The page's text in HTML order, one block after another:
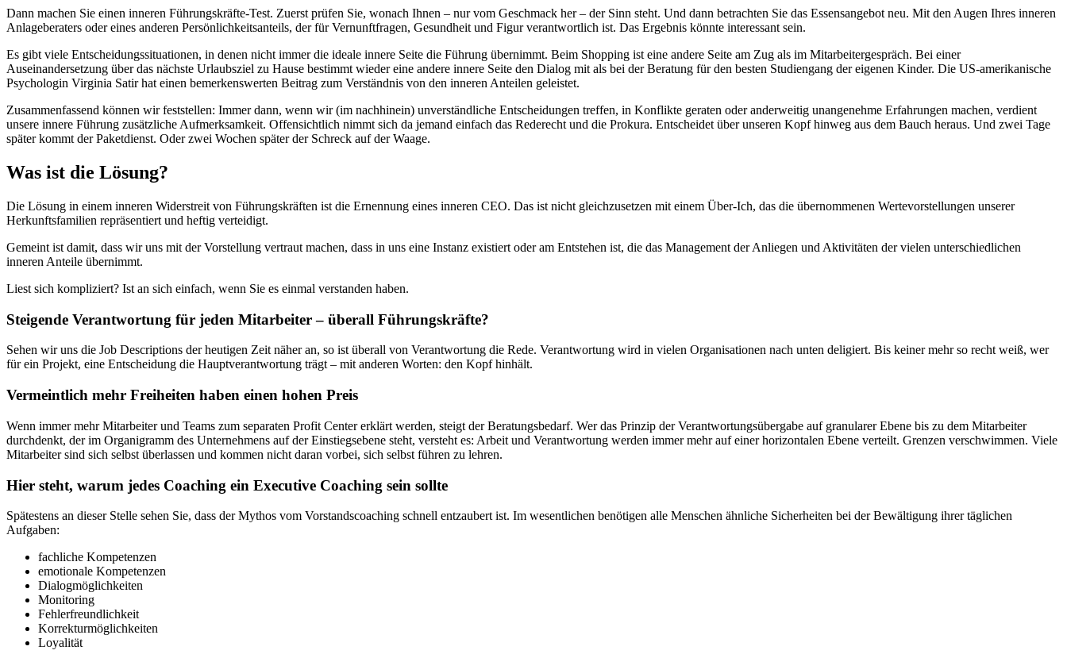
Dann machen Sie einen inneren Führungskräfte-Test. Zuerst prüfen Sie, wonach Ihnen – nur vom Geschmack her – der Sinn steht. Und dann betrachten Sie das Essensangebot neu. Mit den Augen Ihres inneren
Anlageberaters oder eines anderen Persönlichkeitsanteils, der für Vernunftfragen, Gesundheit und Figur verantwortlich ist. Das Ergebnis könnte interessant sein.
Es gibt viele Entscheidungssituationen, in denen nicht immer die ideale innere Seite die Führung übernimmt. Beim Shopping ist eine andere Seite am Zug als im Mitarbeitergespräch. Bei einer
Auseinandersetzung über das nächste Urlaubsziel zu Hause bestimmt wieder eine andere innere Seite den Dialog mit als bei der Beratung für den besten Studiengang der eigenen Kinder. Die US-amerikanische
Psychologin Virginia Satir hat einen bemerkenswerten Beitrag zum Verständnis von den inneren Anteilen geleistet.
Zusammenfassend können wir feststellen: Immer dann, wenn wir (im nachhinein) unverständliche Entscheidungen treffen, in Konflikte geraten oder anderweitig unangenehme Erfahrungen machen, verdient
unsere innere Führung zusätzliche Aufmerksamkeit. Offensichtlich nimmt sich da jemand einfach das Rederecht und die Prokura. Entscheidet über unseren Kopf hinweg aus dem Bauch heraus. Und zwei Tage
später kommt der Paketdienst. Oder zwei Wochen später der Schreck auf der Waage.
Was ist die Lösung?
Die Lösung in einem inneren Widerstreit von Führungskräften ist die Ernennung eines inneren CEO. Das ist nicht gleichzusetzen mit einem Über-Ich, das die übernommenen Wertevorstellungen unserer
Herkunftsfamilien repräsentiert und heftig verteidigt.
Gemeint ist damit, dass wir uns mit der Vorstellung vertraut machen, dass in uns eine Instanz existiert oder am Entstehen ist, die das Management der Anliegen und Aktivitäten der vielen unterschiedlichen
inneren Anteile übernimmt.
Liest sich kompliziert? Ist an sich einfach, wenn Sie es einmal verstanden haben.
Steigende Verantwortung für jeden Mitarbeiter – überall Führungskräfte?
Sehen wir uns die Job Descriptions der heutigen Zeit näher an, so ist überall von Verantwortung die Rede. Verantwortung wird in vielen Organisationen nach unten deligiert. Bis keiner mehr so recht weiß, wer
für ein Projekt, eine Entscheidung die Hauptverantwortung trägt – mit anderen Worten: den Kopf hinhält.
Vermeintlich mehr Freiheiten haben einen hohen Preis
Wenn immer mehr Mitarbeiter und Teams zum separaten Profit Center erklärt werden, steigt der Beratungsbedarf. Wer das Prinzip der Verantwortungsübergabe auf granularer Ebene bis zu dem Mitarbeiter
durchdenkt, der im Organigramm des Unternehmens auf der Einstiegsebene steht, versteht es: Arbeit und Verantwortung werden immer mehr auf einer horizontalen Ebene verteilt. Grenzen verschwimmen. Viele
Mitarbeiter sind sich selbst überlassen und kommen nicht daran vorbei, sich selbst führen zu lehren.
Hier steht, warum jedes Coaching ein Executive Coaching sein sollte
Spätestens an dieser Stelle sehen Sie, dass der Mythos vom Vorstandscoaching schnell entzaubert ist. Im wesentlichen benötigen alle Menschen ähnliche Sicherheiten bei der Bewältigung ihrer täglichen
Aufgaben:
fachliche Kompetenzen
emotionale Kompetenzen
Dialogmöglichkeiten
Monitoring
Fehlerfreundlichkeit
Korrekturmöglichkeiten
Loyalität